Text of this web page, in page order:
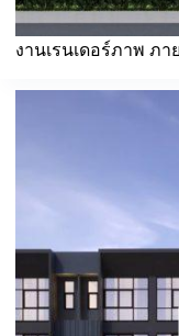
งานเรนเดอร์ภาพ ภ